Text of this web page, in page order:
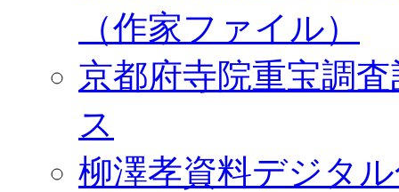
（作家ファイル）
京都府寺院重宝調
ス
柳澤孝資料デジタ